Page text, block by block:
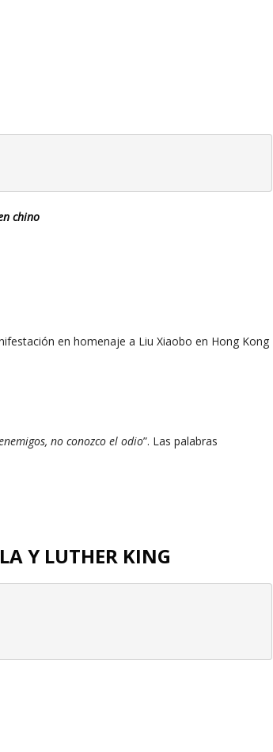
chino
en homenaje a Liu Xiaobo en Hong Kong
no conozco el odio”. Las palabras
Y LUTHER KING